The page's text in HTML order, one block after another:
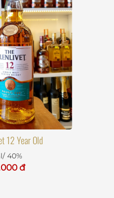
12 Year Old
40%
đ